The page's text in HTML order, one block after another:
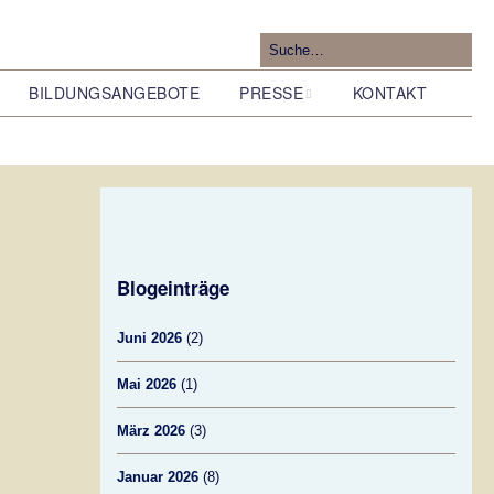
Forschung zur Geologie
BILDUNGSANGEBOTE PRESSE KONTAKT
Blogeinträge
Juni 2026 (2)
Mai 2026 (1)
März 2026 (3)
Januar 2026 (8)